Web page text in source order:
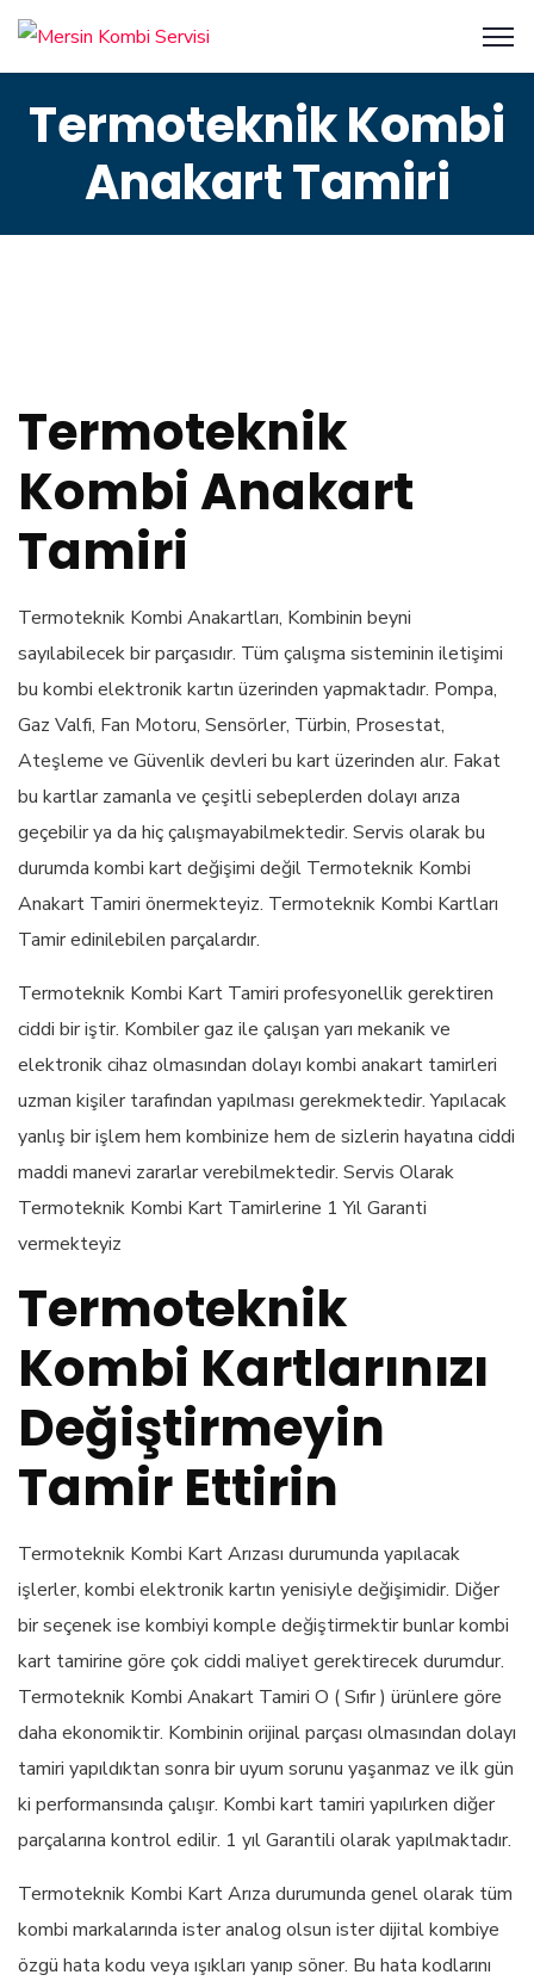
Termoteknik Kombi
Anakart Tamiri
Termoteknik
Kombi Anakart
Tamiri
Termoteknik Kombi Anakartları, Kombinin beyni
sayılabilecek bir parçasıdır. Tüm çalışma sisteminin iletişimi
bu kombi elektronik kartın üzerinden yapmaktadır. Pompa,
Gaz Valfi, Fan Motoru, Sensörler, Türbin, Prosestat,
Ateşleme ve Güvenlik devleri bu kart üzerinden alır. Fakat
bu kartlar zamanla ve çeşitli sebeplerden dolayı arıza
geçebilir ya da hiç çalışmayabilmektedir. Servis olarak bu
durumda kombi kart değişimi değil Termoteknik Kombi
Anakart Tamiri önermekteyiz. Termoteknik Kombi Kartları
Tamir edinilebilen parçalardır.
Termoteknik Kombi Kart Tamiri profesyonellik gerektiren
ciddi bir iştir. Kombiler gaz ile çalışan yarı mekanik ve
elektronik cihaz olmasından dolayı kombi anakart tamirleri
uzman kişiler tarafından yapılması gerekmektedir. Yapılacak
yanlış bir işlem hem kombinize hem de sizlerin hayatına ciddi
maddi manevi zararlar verebilmektedir. Servis Olarak
Termoteknik Kombi Kart Tamirlerine 1 Yıl Garanti
vermekteyiz
Termoteknik
Kombi Kartlarınızı
Değiştirmeyin
Tamir Ettirin
Termoteknik Kombi Kart Arızası durumunda yapılacak
işlerler, kombi elektronik kartın yenisiyle değişimidir. Diğer
bir seçenek ise kombiyi komple değiştirmektir bunlar kombi
kart tamirine göre çok ciddi maliyet gerektirecek durumdur.
Termoteknik Kombi Anakart Tamiri O ( Sıfır ) ürünlere göre
daha ekonomiktir. Kombinin orijinal parçası olmasından dolayı
tamiri yapıldıktan sonra bir uyum sorunu yaşanmaz ve ilk gün
ki performansında çalışır. Kombi kart tamiri yapılırken diğer
parçalarına kontrol edilir. 1 yıl Garantili olarak yapılmaktadır.
Termoteknik Kombi Kart Arıza durumunda genel olarak tüm
kombi markalarında ister analog olsun ister dijital kombiye
özgü hata kodu veya ışıkları yanıp söner. Bu hata kodlarını